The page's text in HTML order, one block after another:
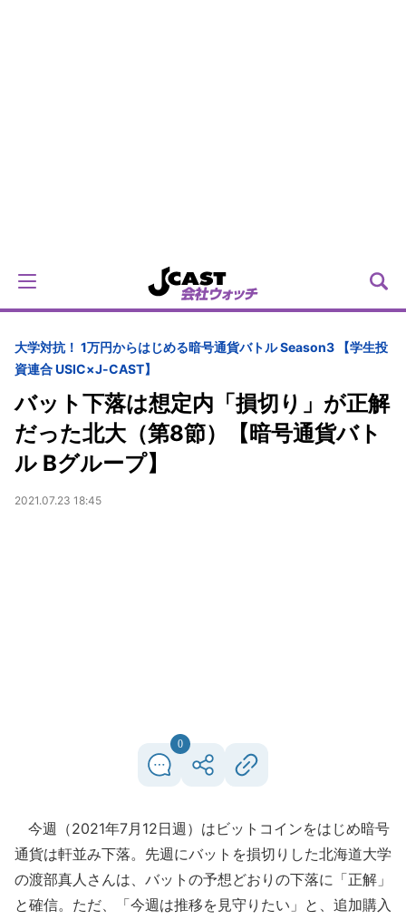
大学対抗！ 1万円からはじめる暗号通貨バトル Season3 【学生投
資連合 USIC×J-CAST】
バット下落は想定内「損切り」が正解
だった北大（第8節）【暗号通貨バト
ル Bグループ】
2021.07.23 18:45
0
今週（2021年7月12日週）はビットコインをはじめ暗号
通貨は軒並み下落。先週にバットを損切りした北海道大学
の渡部真人さんは、バットの予想どおりの下落に「正解」
と確信。ただ、「今週は推移を見守りたい」と、追加購入